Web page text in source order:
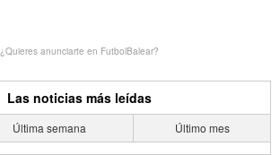
¿Quieres anunciarte en FutbolBalear?
Las noticias más leídas
Última semana Último mes